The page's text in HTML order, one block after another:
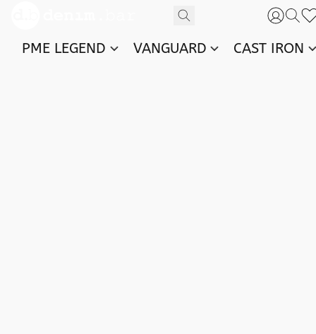
PME LEGEND VANGUARD CAST IRON